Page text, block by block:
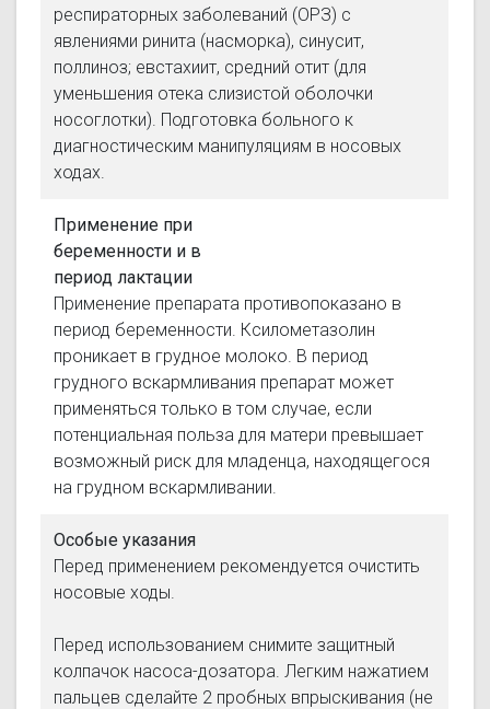
респираторных заболеваний (ОРЗ) с
явлениями ринита (насморка), синусит,
поллиноз; евстахиит, средний отит (для
уменьшения отека слизистой оболочки
носоглотки). Подготовка больного к
диагностическим манипуляциям в носовых
ходах.
Применение при
беременности и в
период лактации
Применение препарата противопоказано в
период беременности. Ксилометазолин
проникает в грудное молоко. В период
грудного вскармливания препарат может
применяться только в том случае, если
потенциальная польза для матери превышает
возможный риск для младенца, находящегося
на грудном вскармливании.
Особые указания
Перед применением рекомендуется очистить
носовые ходы.
Перед использованием снимите защитный
колпачок насоса-дозатора. Легким нажатием
пальцев сделайте 2 пробных впрыскивания (не